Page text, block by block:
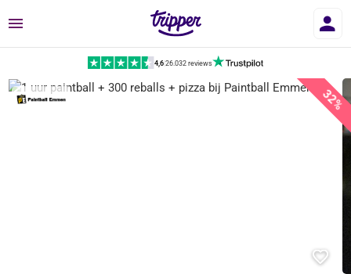
Menu
4,6|26.032 reviews
32%